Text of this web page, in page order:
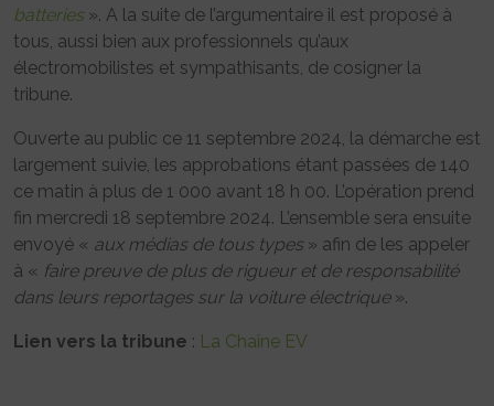
batteries». A la suite de l’argumentaire il est proposé à
tous, aussi bien aux professionnels qu’aux
électromobilistes et sympathisants, de cosigner la
tribune.
Ouverte au public ce 11 septembre 2024, la démarche est
largement suivie, les approbations étant passées de 140
ce matin à plus de 1 000 avant 18 h 00. L’opération prend
fin mercredi 18 septembre 2024. L’ensemble sera ensuite
envoyé « aux médias de tous types» afin de les appeler
à « faire preuve de plus de rigueur et de responsabilité
dans leurs reportages sur la voiture électrique».
Lien vers la tribune : La Chaîne EV